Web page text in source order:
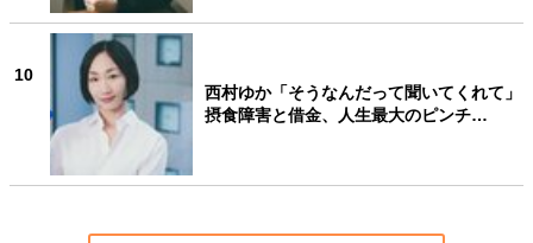
10
西村ゆか「そうなんだって聞いてくれて」
摂食障害と借金、人生最大のピンチ…